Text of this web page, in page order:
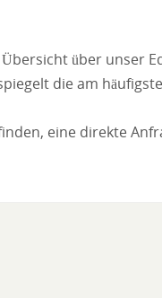
über unser
die am
eine direkte